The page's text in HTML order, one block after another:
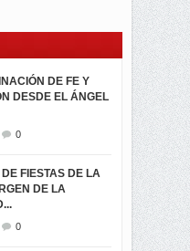
DE FE Y
DESDE EL ÁNGEL
0
DE FIESTAS DE LA
DE LA
0
DE LA VIRGEN
2024
DEL ARBOL DE
VUELTA
2023 EN
CRUCIAL:
VUELTA
EL 1...